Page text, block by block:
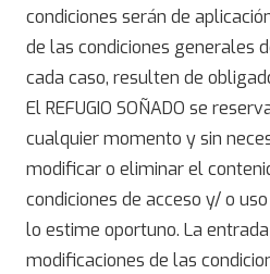
condiciones serán de
de las condiciones generales
cada caso, resulten de
El REFUGIO SOÑADO se
cualquier momento y sin
modificar o eliminar el
condiciones de acceso y/ o
lo estime oportuno. La
modificaciones de las